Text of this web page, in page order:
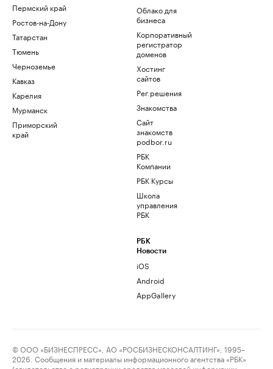
Пермский край
Ростов-на-Дону
Татарстан
Тюмень
Черноземье
Кавказ
Карелия
Мурманск
Приморский
край
Облако для
бизнеса
Корпоративный
регистратор
доменов
Хостинг
сайтов
Рег.решения
Знакомства
Сайт
знакомств
podbor.ru
РБК
Компании
РБК Курсы
Школа
управления
РБК
РБК
Новости
iOS
Android
AppGallery
© ООО «БИЗНЕСПРЕСС», АО «РОСБИЗНЕСКОНСАЛТИНГ», 1995–
2026. Сообщения и материалы информационного агентства «РБК»